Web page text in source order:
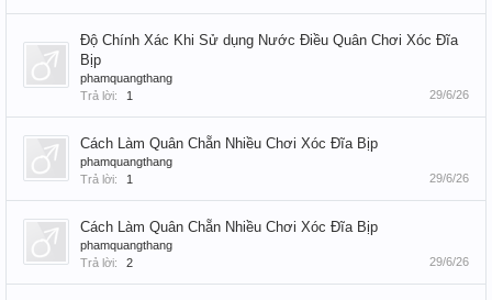
Độ Chính Xác Khi Sử dụng Nước Điều Quân Chơi Xóc Đĩa
Bịp
phamquangthang
Trả lời:
1 29/6/26
Cách Làm Quân Chẵn Nhiều Chơi Xóc Đĩa Bịp
phamquangthang
Trả lời:
1 29/6/26
Cách Làm Quân Chẵn Nhiều Chơi Xóc Đĩa Bịp
phamquangthang
Trả lời:
2 29/6/26